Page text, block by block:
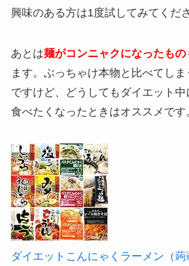
興味のある方は1度試してみてくださ
あとは麺がコンニャクになったもの
ます。ぶっちゃけ本物と比べてし
ですけど、どうしてもダイエット
食べたくなったときはオススメです
ダイエットこんにゃくラーメン（蒟